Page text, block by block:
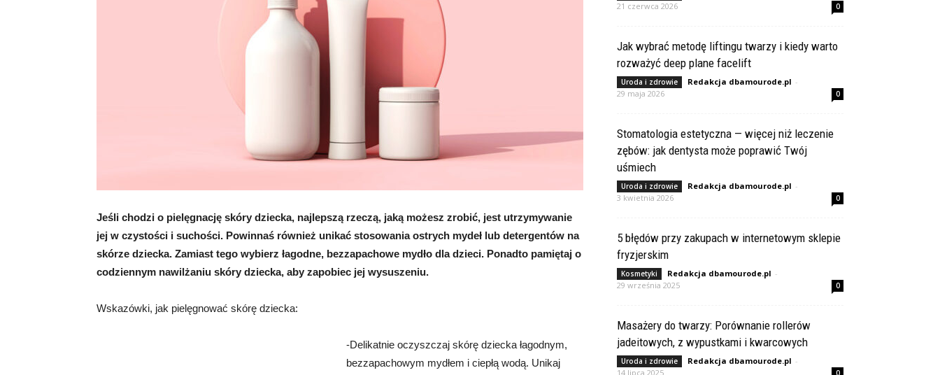
Jeśli chodzi o pielęgnację skóry dziecka, najlepszą rzeczą, jaką możesz zrobić, jest utrzymywanie
jej w czystości i suchości. Powinnaś również unikać stosowania ostrych mydeł lub detergentów na
skórze dziecka. Zamiast tego wybierz łagodne, bezzapachowe mydło dla dzieci. Ponadto pamiętaj o
codziennym nawilżaniu skóry dziecka, aby zapobiec jej wysuszeniu.
Wskazówki, jak pielęgnować skórę dziecka:
-Delikatnie oczyszczaj skórę dziecka łagodnym,
bezzapachowym mydłem i ciepłą wodą. Unikaj
21 czerwca 2026
0
Jak wybrać metodę liftingu twarzy i kiedy warto
rozważyć deep plane facelift
Uroda i zdrowie Redakcja dbamourode.pl -
29 maja 2026
0
Stomatologia estetyczna — więcej niż leczenie
zębów: jak dentysta może poprawić Twój
uśmiech
Uroda i zdrowie Redakcja dbamourode.pl -
3 kwietnia 2026
0
5 błędów przy zakupach w internetowym sklepie
fryzjerskim
Kosmetyki Redakcja dbamourode.pl -
29 września 2025
0
Masażery do twarzy: Porównanie rollerów
jadeitowych, z wypustkami i kwarcowych
Uroda i zdrowie Redakcja dbamourode.pl -
14 lipca 2025
0